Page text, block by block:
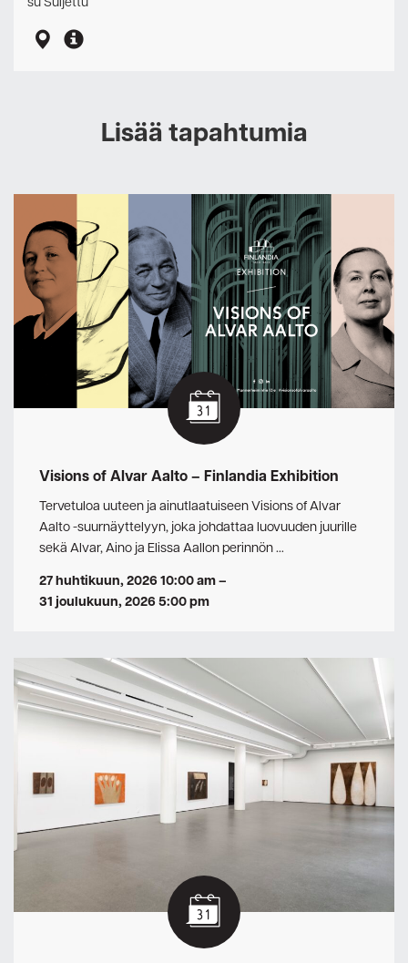
Lisää tapahtumia
Visions of Alvar Aalto – Finlandia Exhibition
Tervetuloa uuteen ja ainutlaatuiseen Visions of Alvar
Aalto -suurnäyttelyyn, joka johdattaa luovuuden juurille
sekä Alvar, Aino ja Elissa Aallon perinnön …
27 huhtikuun, 2026 10:00 am–
31 joulukuun, 2026 5:00 pm